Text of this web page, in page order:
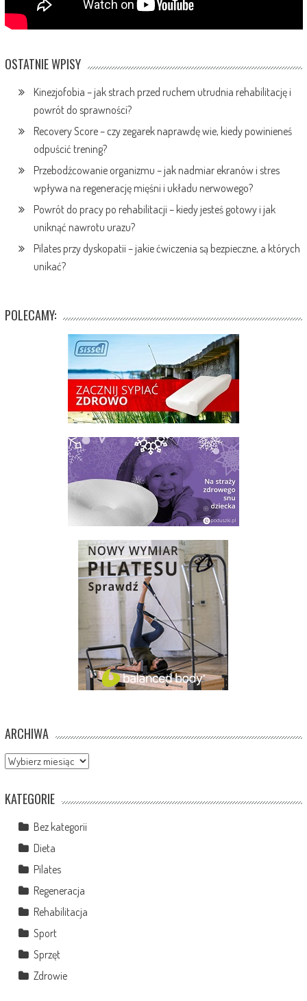
OSTATNIE WPISY
Kinezjofobia – jak strach przed ruchem utrudnia rehabilitację i
powrót do sprawności?
Recovery Score – czy zegarek naprawdę wie, kiedy powinieneś
odpuścić trening?
Przebodźcowanie organizmu – jak nadmiar ekranów i stres
wpływa na regenerację mięśni i układu nerwowego?
Powrót do pracy po rehabilitacji – kiedy jesteś gotowy i jak
uniknąć nawrotu urazu?
Pilates przy dyskopatii – jakie ćwiczenia są bezpieczne, a których
unikać?
POLECAMY:
ARCHIWA
Archiwa
KATEGORIE
Bez kategorii
Dieta
Pilates
Regeneracja
Rehabilitacja
Sport
Sprzęt
Zdrowie